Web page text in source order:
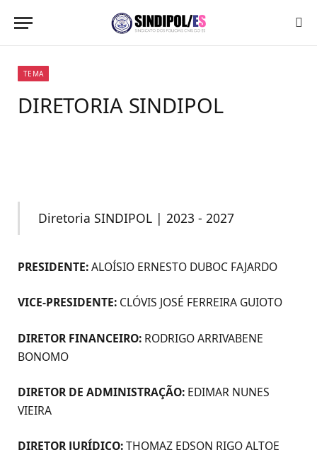
TEMA
DIRETORIA SINDIPOL
Diretoria SINDIPOL | 2023 - 2027
PRESIDENTE:ALOÍSIO ERNESTO DUBOC FAJARDO
VICE-PRESIDENTE: CLÓVIS JOSÉ FERREIRA GUIOTO
DIRETOR FINANCEIRO: RODRIGO ARRIVABENE
BONOMO
DIRETOR DE ADMINISTRAÇÃO: EDIMAR NUNES
VIEIRA
DIRETOR JURÍDICO:THOMAZ EDSON RIGO ALTOE